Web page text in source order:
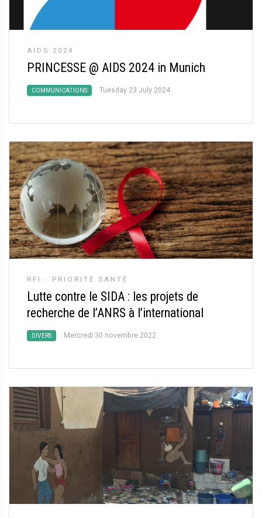
AIDS 2024
PRINCESSE @ AIDS 2024 in Munich
COMMUNICATIONS Tuesday 23 July 2024
RFI · PRIORITÉ SANTÉ
Lutte contre le SIDA : les projets de
recherche de l’ANRS à l’international
DIVERS Mercredi 30 novembre 2022